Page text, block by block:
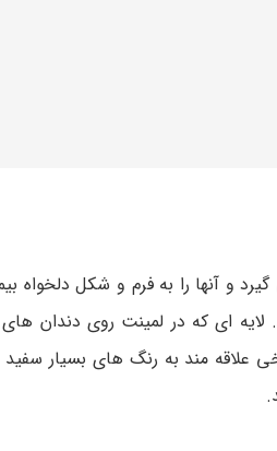
و آنها را به فرم و شکل دلخواه
ای که در لمینت روی دندان‌
علاقه‌ مند به رنگ‌ های بسیار